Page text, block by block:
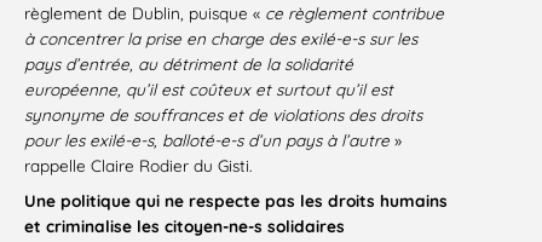
règlement de Dublin, puisque « ce règlement contribue
à concentrer la prise en charge des exilé-e-s sur les
pays d’entrée, au détriment de la solidarité
européenne, qu’il est coûteux et surtout qu’il est
synonyme de souffrances et de violations des droits
pour les exilé-e-s, balloté-e-s d’un pays à l’autre »
rappelle Claire Rodier du Gisti.
Une politique qui ne respecte pas les droits humains
et criminalise les citoyen-ne-s solidaires